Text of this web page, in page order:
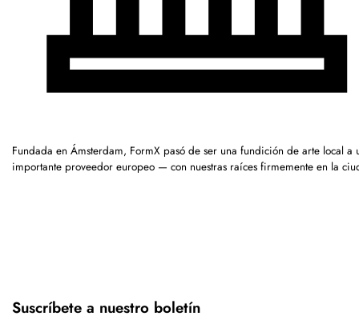
Fundada en Ámsterdam, FormX pasó de ser una fundición de arte local a
importante proveedor europeo — con nuestras raíces firmemente en la
Suscríbete a nuestro boletín